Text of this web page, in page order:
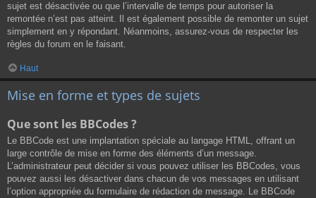
sujet est désactivée ou que l’intervalle de temps pour autoriser la
remontée n’est pas atteint. Il est également possible de remonter un sujet
simplement en y répondant. Néanmoins, assurez-vous de respecter les
règles du forum en le faisant.
Haut
Mise en forme et types de sujets
Que sont les BBCodes ?
Le BBCode est une implantation spéciale au langage HTML, offrant un
large contrôle de mise en forme des éléments d’un message.
L’administrateur peut décider si vous pouvez utiliser les BBCodes, vous
pouvez aussi les désactiver dans chacun de vos messages en utilisant
l’option appropriée du formulaire de rédaction de message. Le BBCode